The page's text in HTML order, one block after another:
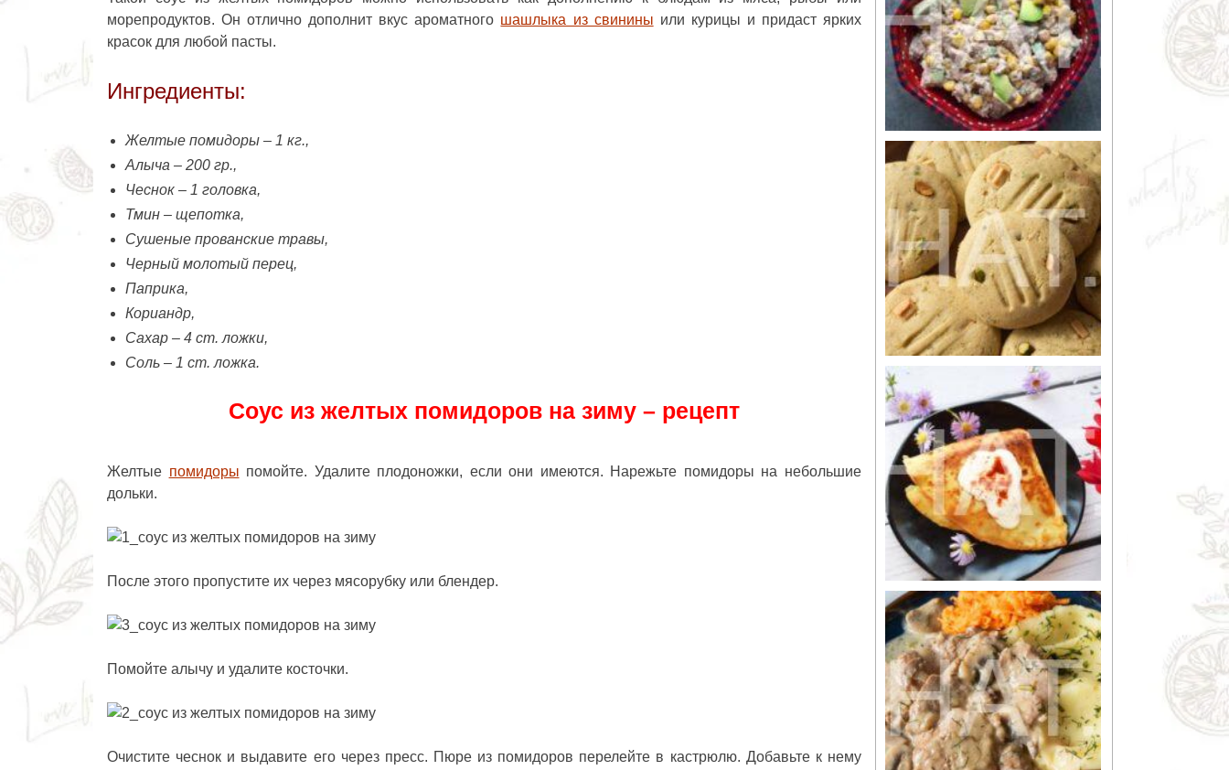
морепродуктов. Он отлично дополнит вкус ароматного шашлыка из свинины или курицы и придаст ярких
красок для любой пасты.
Ингредиенты:
Желтые помидоры – 1 кг.,
Алыча – 200 гр.,
Чеснок – 1 головка,
Тмин – щепотка,
Сушеные прованские травы,
Черный молотый перец,
Паприка,
Кориандр,
Сахар – 4 ст. ложки,
Соль – 1 ст. ложка.
Соус из желтых помидоров на зиму – рецепт
Желтые помидоры помойте. Удалите плодоножки, если они имеются. Нарежьте помидоры на небольшие
дольки.
После этого пропустите их через мясорубку или блендер.
Помойте алычу и удалите косточки.
Очистите чеснок и выдавите его через пресс. Пюре из помидоров перелейте в кастрюлю. Добавьте к нему